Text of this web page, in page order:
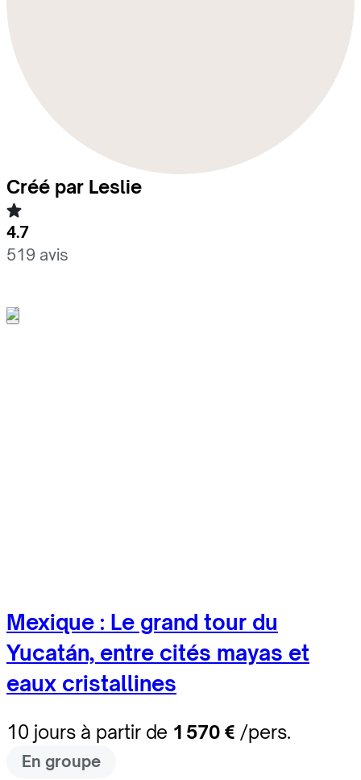
Créé par Leslie
4.7
519 avis
Mexique : Le grand tour du
Yucatán, entre cités mayas et
eaux cristallines
10 jours à partir de 1 570 € /pers.
En groupe